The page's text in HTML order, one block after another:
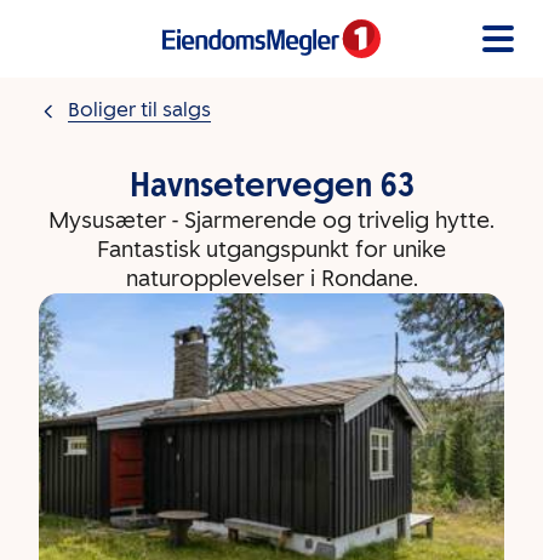
Boliger til salgs
Havnsetervegen 63
Mysusæter - Sjarmerende og trivelig hytte.
Fantastisk utgangspunkt for unike
naturopplevelser i Rondane.